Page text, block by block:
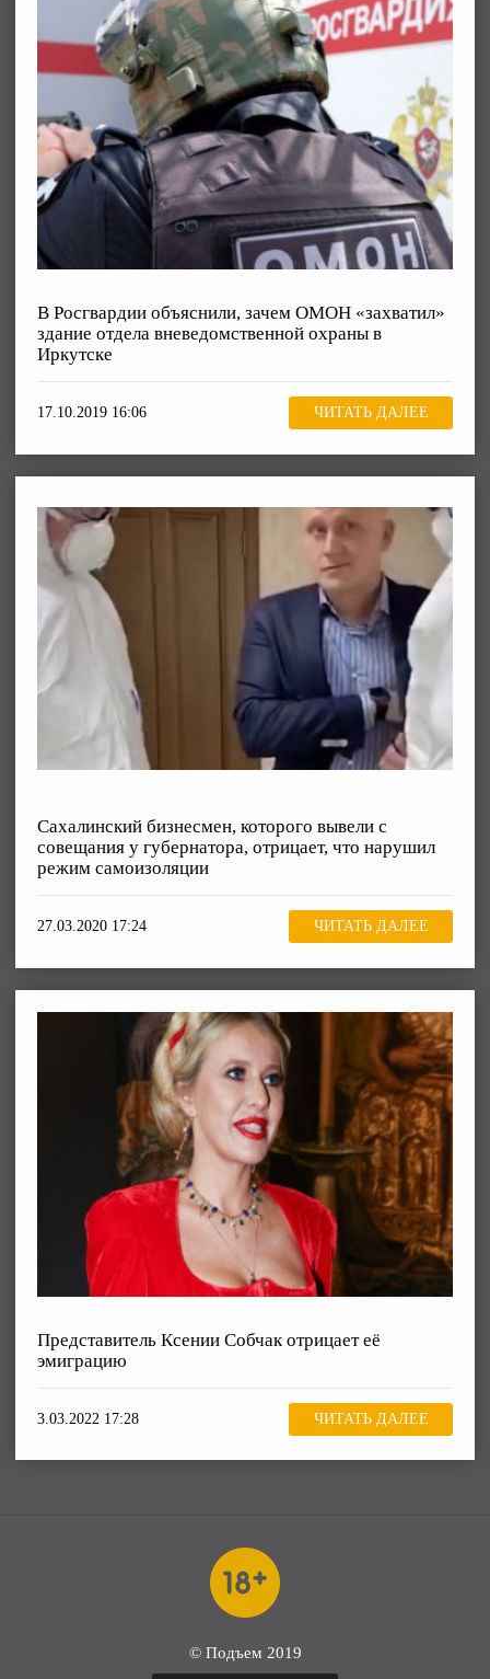
В Росгвардии объяснили, зачем ОМОН «захватил»
здание отдела вневедомственной охраны в
Иркутске
17.10.2019 16:06 ЧИТАТЬ ДАЛЕЕ
Сахалинский бизнесмен, которого вывели с
совещания у губернатора, отрицает, что нарушил
режим самоизоляции
27.03.2020 17:24 ЧИТАТЬ ДАЛЕЕ
Представитель Ксении Собчак отрицает её
эмиграцию
3.03.2022 17:28 ЧИТАТЬ ДАЛЕЕ
© Подъем 2019